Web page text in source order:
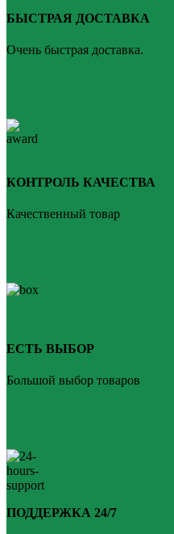
БЫСТРАЯ ДОСТАВКА
Очень быстрая доставка.
КОНТРОЛЬ КАЧЕСТВА
Качественный товар
ЕСТЬ ВЫБОР
Большой выбор товаров
ПОДДЕРЖКА 24/7